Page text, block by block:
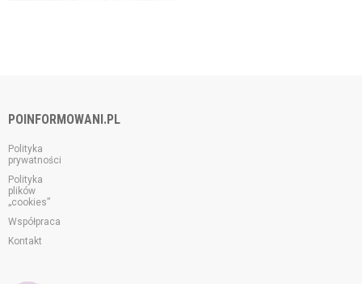
POINFORMOWANI.PL
Polityka
prywatności
Polityka
plików
„cookies”
Współpraca
Kontakt